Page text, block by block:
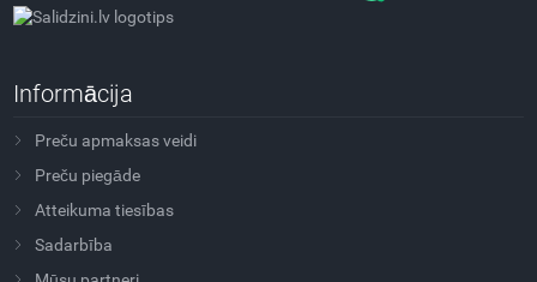
Informācija
Preču apmaksas veidi
Preču piegāde
Atteikuma tiesības
Sadarbība